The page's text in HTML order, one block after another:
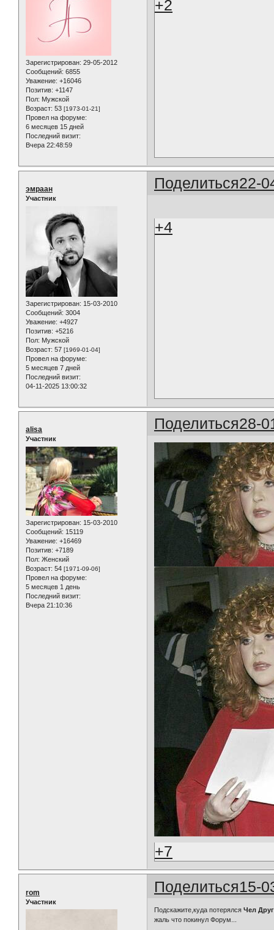
Зарегистрирован: 29-05-2012
Сообщений: 6855
Уважение: +16046
Позитив: +1147
Пол: Мужской
Возраст: 53 [1973-01-21]
Провел на форуме:
6 месяцев 15 дней
Последний визит:
Вчера 22:48:59
+2
Поделиться22-
эмраан
Участник
Зарегистрирован: 15-03-2010
Сообщений: 3004
Уважение: +4927
Позитив: +5216
Пол: Мужской
Возраст: 57 [1969-01-04]
Провел на форуме:
5 месяцев 7 дней
Последний визит:
04-11-2025 13:00:32
+4
Поделиться28-
alisa
Участник
Зарегистрирован: 15-03-2010
Сообщений: 15119
Уважение: +16469
Позитив: +7189
Пол: Женский
Возраст: 54 [1971-09-06]
Провел на форуме:
5 месяцев 1 день
Последний визит:
Вчера 21:10:36
+7
Поделиться15-
rom
Участник
Подскажите,куда потерялсяЧел
жаль что покинул Форум...